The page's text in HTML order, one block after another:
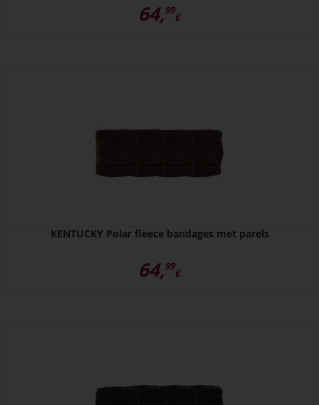
64,99
€
KENTUCKY Polar fleece bandages met parels
64,99
€